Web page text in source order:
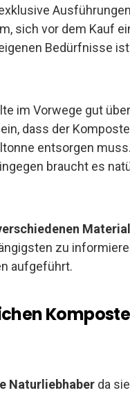
sich vor dem Kauf
Bedürfnisse
im Vorwege gut
dass der
entsorgen muss.
braucht es
zu
aufgeführt.
Naturliebhaber da